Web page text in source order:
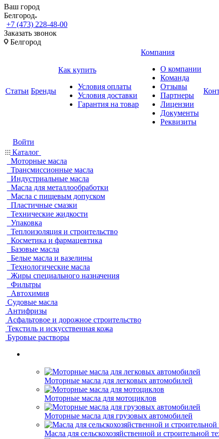
Ваш город
Белгород
+7 (473) 228-48-00
Заказать звонок
Белгород
Статьи Бренды
Как купить
Условия оплаты
Условия доставки
Гарантия на товар
Компания
О компании
Команда
Отзывы
Партнеры
Лицензии
Документы
Реквизиты
Войти
Каталог
Моторные масла
Трансмиссионные масла
Индустриальные масла
Масла для металлообработки
Масла с пищевым допуском
Пластичные смазки
Технические жидкости
Упаковка
Теплоизоляция и строительство
Косметика и фармацевтика
Базовые масла
Белые масла и вазелины
Технологические масла
Жиры специального назначения
Фильтры
Автохимия
Судовые масла
Антифризы
Асфальтовое и дорожное строительство
Текстиль и искусственная кожа
Буровые растворы
Моторные масла для легковых автомобилей
Моторные масла для мотоциклов
Моторные масла для грузовых автомобилей
Масла для сельскохозяйственной и строительной